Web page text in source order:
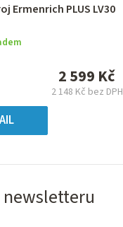
Ermenrich PLUS LV30
2 599 Kč
2 148 Kč bez DPH
newsletteru